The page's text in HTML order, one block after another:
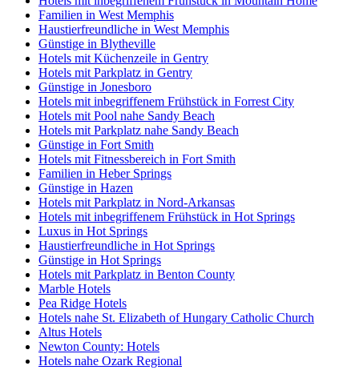
Familien in West Memphis
Haustierfreundliche in West Memphis
Günstige in Blytheville
Hotels mit Küchenzeile in Gentry
Hotels mit Parkplatz in Gentry
Günstige in Jonesboro
Hotels mit inbegriffenem Frühstück in Forrest City
Hotels mit Pool nahe Sandy Beach
Hotels mit Parkplatz nahe Sandy Beach
Günstige in Fort Smith
Hotels mit Fitnessbereich in Fort Smith
Familien in Heber Springs
Günstige in Hazen
Hotels mit Parkplatz in Nord-Arkansas
Hotels mit inbegriffenem Frühstück in Hot Springs
Luxus in Hot Springs
Haustierfreundliche in Hot Springs
Günstige in Hot Springs
Hotels mit Parkplatz in Benton County
Marble Hotels
Pea Ridge Hotels
Hotels nahe St. Elizabeth of Hungary Catholic Church
Altus Hotels
Newton County: Hotels
Hotels nahe Ozark Regional